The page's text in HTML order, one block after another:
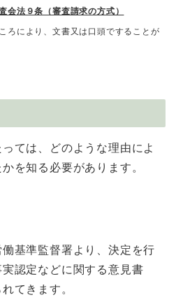
会法９条（審査請求の方式）
ろにより、文書又は口頭ですることが
ては、どのような理由によ
を知る必要があります。
基準監督署より、決定を行
認定などに関する意見書
てきます。